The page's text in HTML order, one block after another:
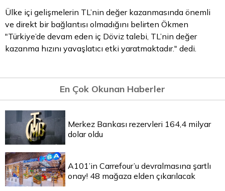
Ülke içi gelişmelerin TL’nin değer kazanmasında önemli
ve direkt bir bağlantısı olmadığını belirten Ökmen
"Türkiye’de devam eden iç Döviz talebi, TL’nin değer
kazanma hızını yavaşlatıcı etki yaratmaktadır." dedi.
En Çok Okunan Haberler
Merkez Bankası rezervleri 164,4 milyar
dolar oldu
A101’in Carrefour’u devralmasına şartlı
onay! 48 mağaza elden çıkarılacak